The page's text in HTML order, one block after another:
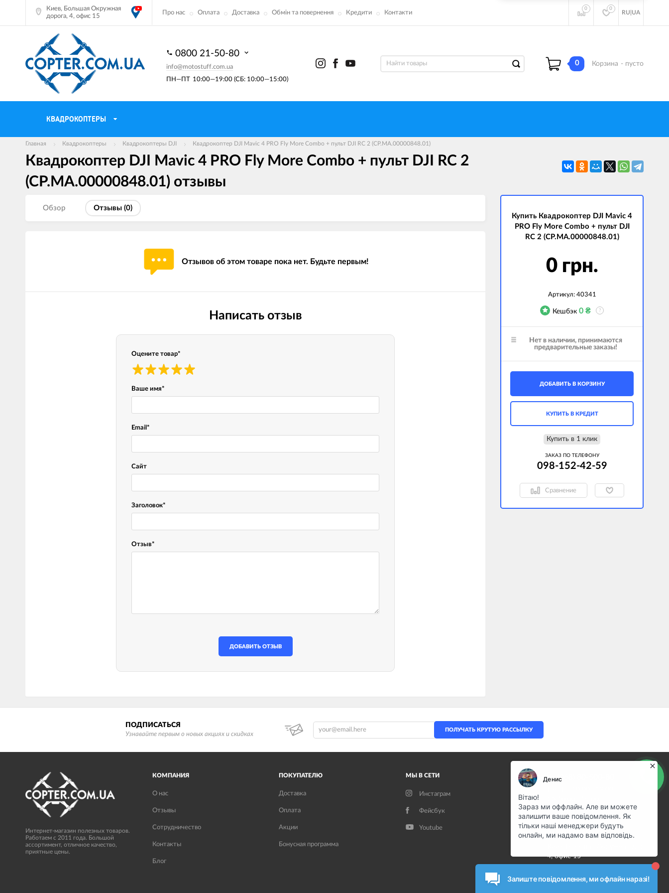
Киев, Большая Окружная
дорога, 4, офис 15
Про нас Оплата Доставка Обмін та повернення Кредити Контакти
0 0
RU UA
ПН—ПТ 10:00—19:00 (СБ: 10:00—15:00)
0800 21-50-80
info@motostuff.com.ua
0 Корзина - пусто
КВАДРОКОПТЕРЫ
Главная Квадрокоптеры Квадрокоптеры DJI Квадрокоптер DJI Mavic 4 PRO Fly More Combo + пульт DJI RC 2 (CP.MA.00000848.01)
Квадрокоптер DJI Mavic 4 PRO Fly More Combo + пульт DJI RC 2
(CP.MA.00000848.01) отзывы
Обзор Отзывы (0)
Отзывов об этом товаре пока нет. Будьте первым!
Написать отзыв
Оцените товар*
Ваше имя*
Email *
Сайт
Заголовок*
Отзыв*
ДОБАВИТЬ ОТЗЫВ
Купить Квадрокоптер DJI Mavic 4
PRO Fly More Combo + пульт DJI
RC 2 (CP.MA.00000848.01)
0 грн.
Артикул: 40341
Кешбэк 0 ₴ ?
Нет в наличии, принимаются
предварительные заказы!
ДОБАВИТЬ В КОРЗИНУ
КУПИТЬ В КРЕДИТ
Купить в 1 клик
ЗАКАЗ ПО ТЕЛЕФОНУ
098-152-42-59
Сравнение
ПОДПИСАТЬСЯ
Узнавайте первым о новых акциях и скидках
ПОЛУЧАТЬ КРУТУЮ РАССЫЛКУ
Интернет-магазин полезных товаров.
Работаем с 2011 года. Большой
ассортимент, отличное качество,
приятные цены.
КОМПАНИЯ
О нас
Отзывы
Сотрудничество
Контакты
Блог
ПОКУПАТЕЛЮ
Доставка
Оплата
Акции
Бонусная программа
МЫ В СЕТИ
Инстаграм
Фейсбук
Youtube
НАШ АДРЕС
4, офис 15
(068) 80-500-80
info@motostuff.com.ua